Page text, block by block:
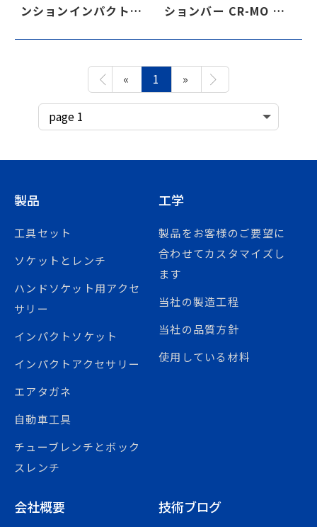
ンションインパクトソ
ションバー CR-MO イ
«
1 »
製品
工具セット
ソケットとレンチ
ハンドソケット用アクセ
サリー
インパクトソケット
インパクトアクセサリー
エアタガネ
自動車工具
チューブレンチとボック
スレンチ
工学
製品をお客様のご要望に
合わせてカスタマイズし
ます
当社の製造工程
当社の品質方針
使用している材料
会社概要
技術ブログ